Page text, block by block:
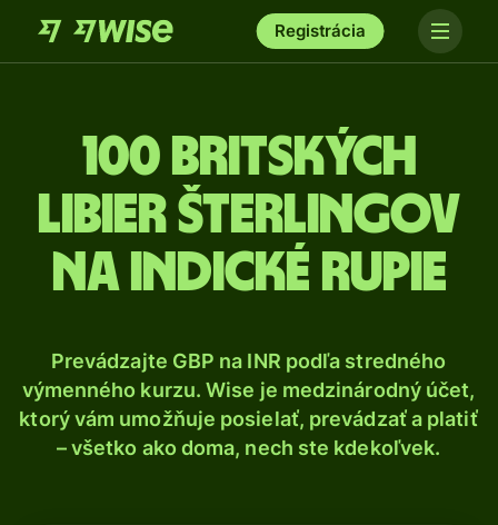
Registrácia
100 Britských
libier šterlingov
na indické rupie
Prevádzajte GBP na INR podľa stredného
výmenného kurzu. Wise je medzinárodný účet,
ktorý vám umožňuje posielať, prevádzať a platiť
– všetko ako doma, nech ste kdekoľvek.